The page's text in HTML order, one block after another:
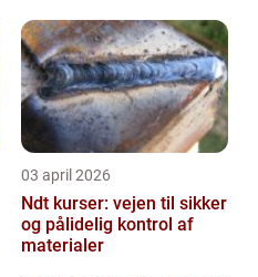
03 april 2026
Ndt kurser: vejen til sikker
og pålidelig kontrol af
materialer